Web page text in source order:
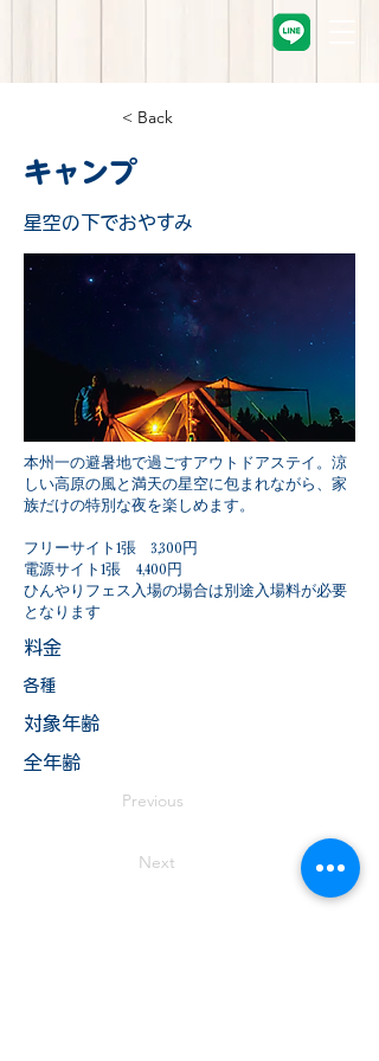
< Back
キャンプ
星空の下でおやすみ
本州一の避暑地で過ごすアウトドアステイ。涼
しい高原の風と満天の星空に包まれながら、家
族だけの特別な夜を楽しめます。
フリーサイト1張 3,300円
電源サイト1張 4,400円
ひんやりフェス入場の場合は別途入場料が必要
となります
料金
各種
​対象年齢
全年齢
Previous
Next